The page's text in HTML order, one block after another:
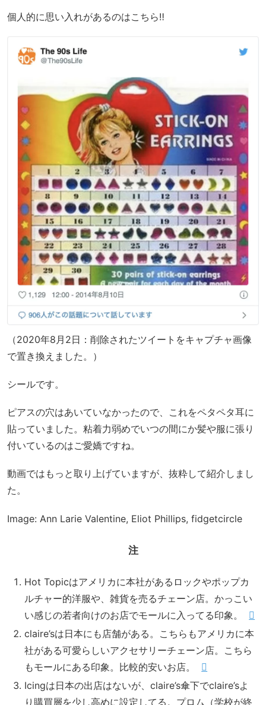
個人的に思い入れがあるのはこちら‼
（2020年8月2日：削除されたツイートをキャプチャ画像
で置き換えました。）
シールです。
ピアスの穴はあいていなかったので、これをペタペタ耳に
貼っていました。粘着力弱めでいつの間にか髪や服に張り
付いているのはご愛嬌ですね。
動画ではもっと取り上げていますが、抜粋して紹介しまし
た。
Image: Ann Larie Valentine, Eliot Phillips, fidgetcircle
注
Hot Topicはアメリカに本社があるロックやポップカ
ルチャー的洋服や、雑貨を売るチェーン店。かっこい
い感じの若者向けのお店でモールに入ってる印象。
claire’sは日本にも店舗がある。こちらもアメリカに本
社がある可愛らしいアクセサリーチェーン店。こちら
もモールにある印象。比較的安いお店。
Icingは日本の出店はないが、claire’s傘下でclaire’sよ
り購買層を少し高めに設定してる。プロム（学校が終